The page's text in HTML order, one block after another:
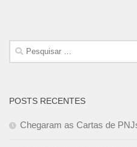
Pesquisar
por:
POSTS RECENTES
Chegaram as Cartas de